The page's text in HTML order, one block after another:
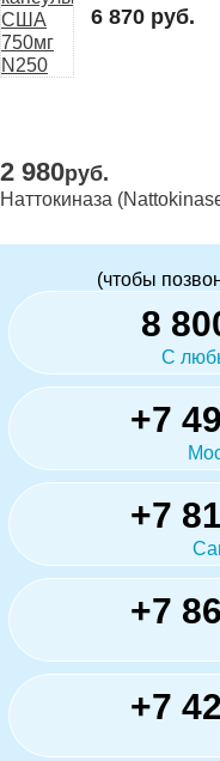
6 870 руб.
2 980руб.
Наттокиназа
(чтобы
8
С
+7
+7
+7
+7